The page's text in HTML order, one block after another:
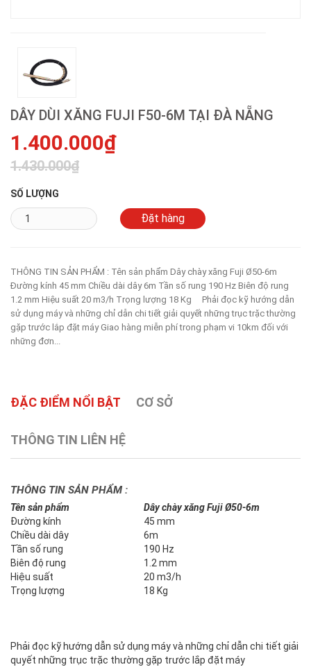
DÂY DÙI XĂNG FUJI F50-6M TẠI ĐÀ NẴNG
1.400.000₫
1.430.000₫
SỐ LƯỢNG
THÔNG TIN SẢN PHẨM : Tên sản phẩm Dây chày xăng Fuji Ø50-6m
Đường kính 45 mm Chiều dài dây 6m Tần số rung 190 Hz Biên độ rung
1.2 mm Hiệu suất 20 m3/h Trọng lượng 18 Kg Phải đọc kỹ hướng dẫn
sử dụng máy và những chỉ dẫn chi tiết giải quyết những trục trặc thường
gặp trước lắp đặt máy Giao hàng miễn phí trong phạm vi 10km đối với
những đơn...
ĐẶC ĐIỂM NỔI BẬT CƠ SỞ
THÔNG TIN LIÊN HỆ
THÔNG TIN SẢN PHẨM :
Tên sản phẩm
Dây chày xăng Fuji Ø50-6m
Đường kính
45 mm
Chiều dài dây
6m
Tần số rung
190 Hz
Biên độ rung
1.2 mm
Hiệu suất
20 m3/h
Trọng lượng
18 Kg
Phải đọc kỹ hướng dẫn sử dụng máy và những chỉ dẫn chi tiết giải
quyết những trục trặc thường gặp trước lắp đặt máy